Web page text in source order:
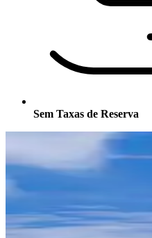
Sem Taxas de Reserva